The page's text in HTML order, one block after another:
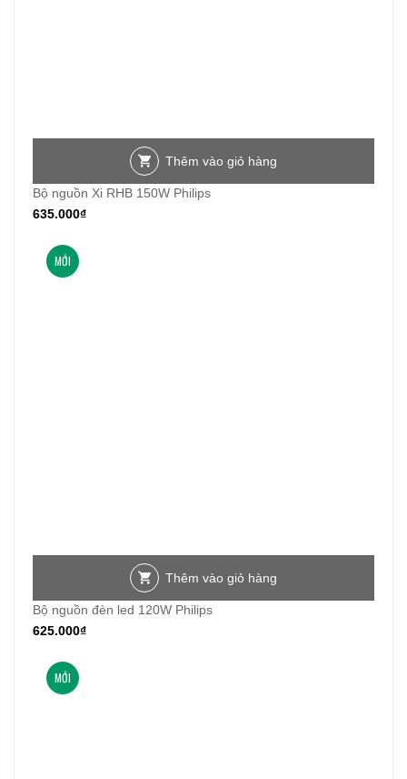
Thêm vào giỏ hàng
Bộ nguồn Xi RHB 150W Philips
635.000₫
MỚI
Thêm vào giỏ hàng
Bộ nguồn đèn led 120W Philips
625.000₫
MỚI